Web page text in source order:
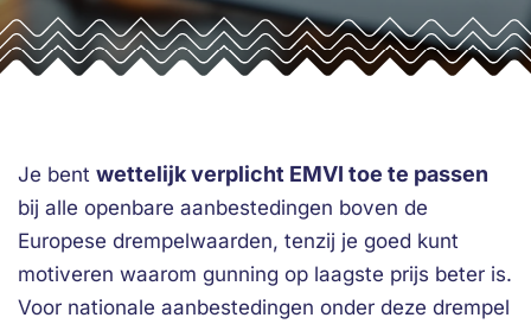
Je bent wettelijk verplicht EMVI toe te passen
bij alle openbare aanbestedingen boven de
Europese drempelwaarden, tenzij je goed kunt
motiveren waarom gunning op laagste prijs beter is.
Voor nationale aanbestedingen onder deze drempel